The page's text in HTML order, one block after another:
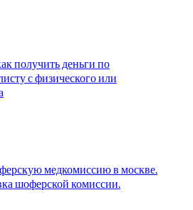
получить деньги по
с физического или
медкомиссию в москве.
шоферской комиссии.